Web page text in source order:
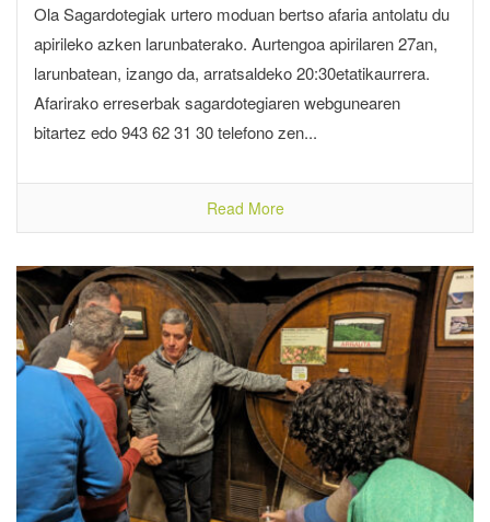
Ola Sagardotegiak urtero moduan bertso afaria antolatu du
apirileko azken larunbaterako. Aurtengoa apirilaren 27an,
larunbatean, izango da, arratsaldeko 20:30etatikaurrera.
Afarirako erreserbak sagardotegiaren webgunearen
bitartez edo 943 62 31 30 telefono zen...
Read More